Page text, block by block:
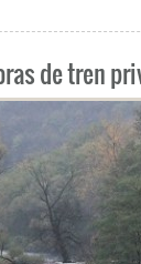
de tren